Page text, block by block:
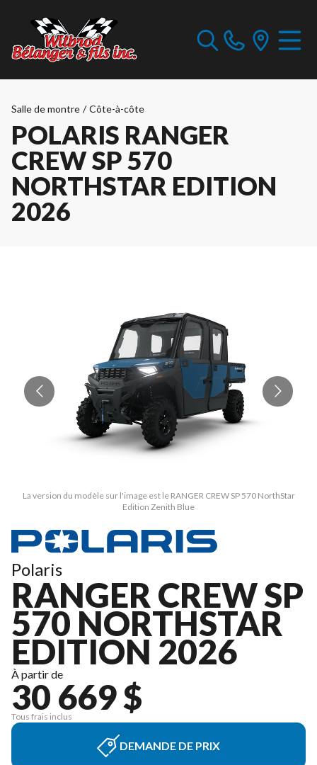
Salle de montre / Côte-à-côte
POLARIS RANGER
CREW SP 570
NORTHSTAR EDITION
2026
La version du modèle sur l'image est le RANGER CREW SP 570 NorthStar
Edition Zenith Blue
Polaris
RANGER CREW SP
570 NORTHSTAR
EDITION 2026
À partir de
30 669 $
Tous frais inclus
DEMANDE DE PRIX